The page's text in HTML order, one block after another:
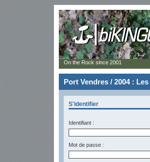
Port Vendres / 2004 :
S'identifier
Identifiant :
Mot de passe :
On the Rock since 2001